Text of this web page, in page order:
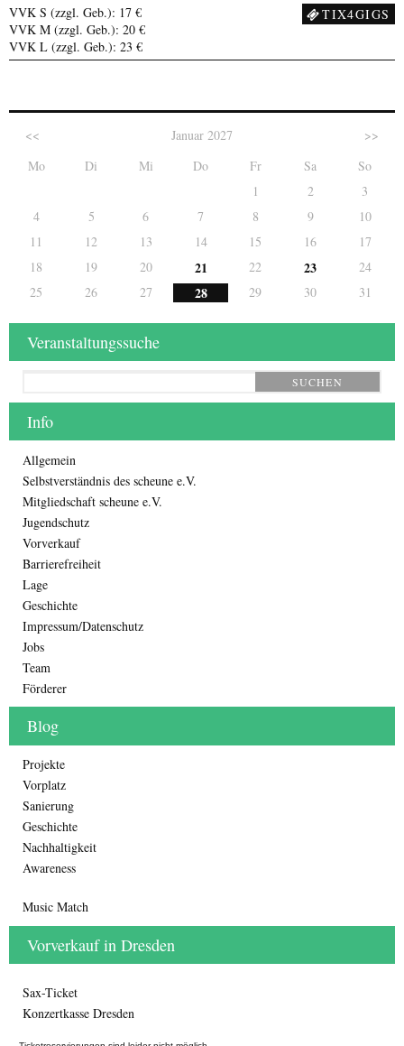
TIX4GIGS
VVK S (zzgl. Geb.): 17 €
VVK M (zzgl. Geb.): 20 €
VVK L (zzgl. Geb.): 23 €
<< Januar 2027
>>
Mo
Di Mi Do Fr Sa
So
1
2
3
4
5 6 7 8 9
10
11
12 13 14 15 16
17
18
19 20 21 22 23
24
25
26 27 28 29 30 31
Veranstaltungssuche
SUCHEN
Info
Allgemein
Selbstverständnis des scheune e.V.
Mitgliedschaft scheune e.V.
Jugendschutz
Vorverkauf
Barrierefreiheit
Lage
Geschichte
Impressum/Datenschutz
Jobs
Team
Förderer
Blog
Projekte
Vorplatz
Sanierung
Geschichte
Nachhaltigkeit
Awareness
Music Match
Vorverkauf in Dresden
Sax-Ticket
Konzertkasse Dresden